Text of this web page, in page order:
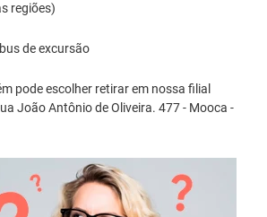
regiões)
de excursão
pode escolher retirar em nossa filial
João Antônio de Oliveira. 477 - Mooca -